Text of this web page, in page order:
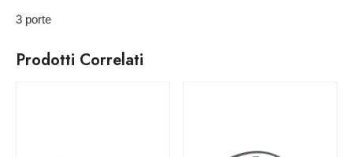
3 porte
Prodotti Correlati